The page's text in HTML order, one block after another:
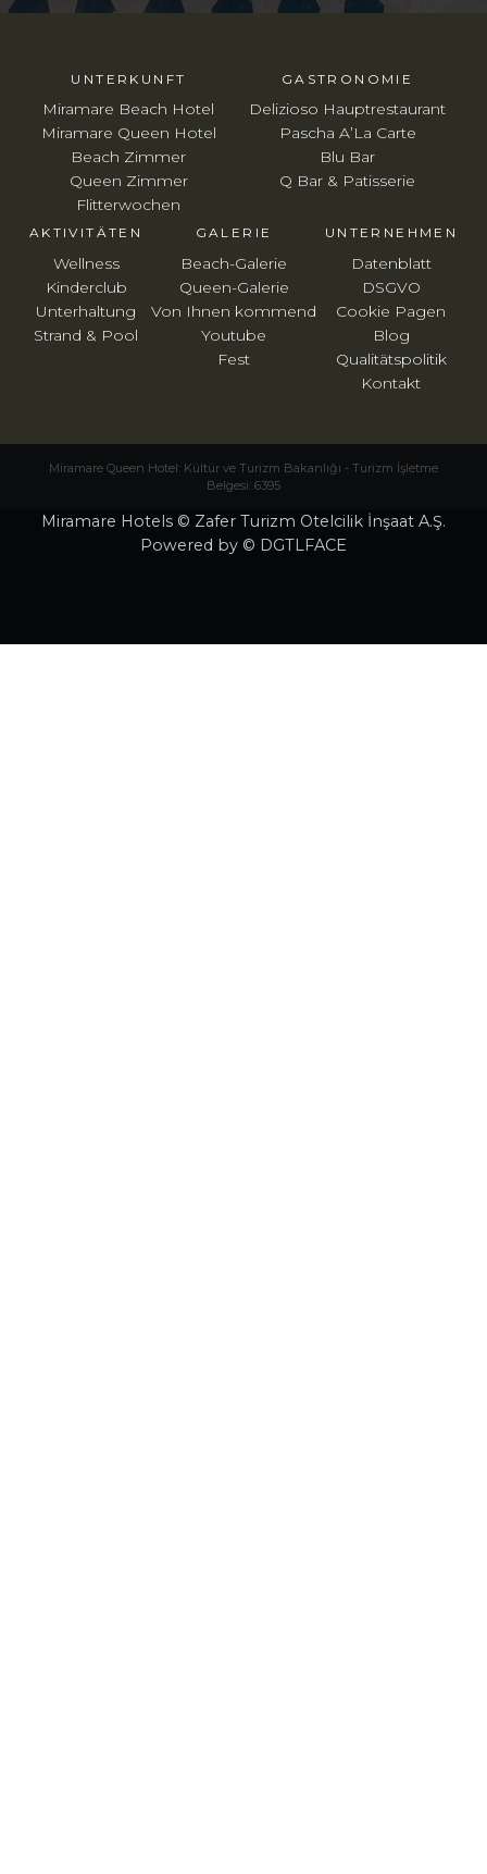
UNTERKUNFT
Miramare Beach Hotel
Miramare Queen Hotel
Beach Zimmer
Queen Zimmer
Flitterwochen
GASTRONOMIE
Delizioso Hauptrestaurant
Pascha A’La Carte
Blu Bar
Q Bar & Patisserie
AKTIVITÄTEN
Wellness
Kinderclub
Unterhaltung
Strand & Pool
UNTERNEHMEN
Datenblatt
DSGVO
Cookie Pagen
Blog
Qualitätspolitik
Kontakt
GALERIE
Beach-Galerie
Queen-Galerie
Von Ihnen kommend
Youtube
Fest
Miramare Queen Hotel: Kültür ve Turizm Bakanlığı - Turizm İşletme
Belgesi: 6395
Miramare Hotels © Zafer Turizm Otelcilik İnşaat A.Ş.
Powered by © DGTLFACE